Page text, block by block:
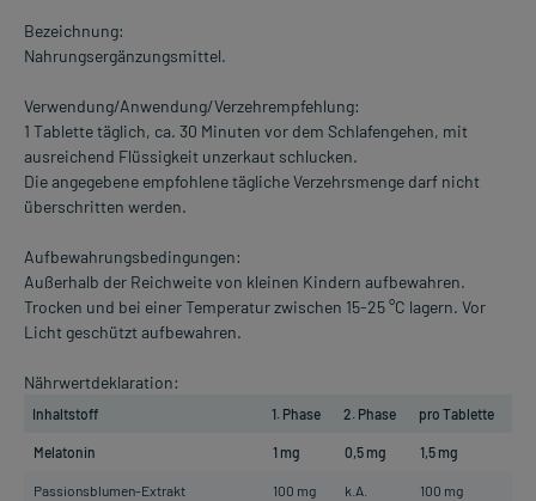
Bezeichnung:
Nahrungsergänzungsmittel.
Verwendung/Anwendung/Verzehrempfehlung:
1 Tablette täglich, ca. 30 Minuten vor dem Schlafengehen, mit
ausreichend Flüssigkeit unzerkaut schlucken.
Die angegebene empfohlene tägliche Verzehrsmenge darf nicht
überschritten werden.
Aufbewahrungsbedingungen:
Außerhalb der Reichweite von kleinen Kindern aufbewahren.
Trocken und bei einer Temperatur zwischen 15-25 °C lagern. Vor
Licht geschützt aufbewahren.
Nährwertdeklaration:
Inhaltstoff 1. Phase 2. Phase pro Tablette
Melatonin 1 mg 0,5 mg 1,5 mg
Passionsblumen-Extrakt 100 mg k.A. 100 mg